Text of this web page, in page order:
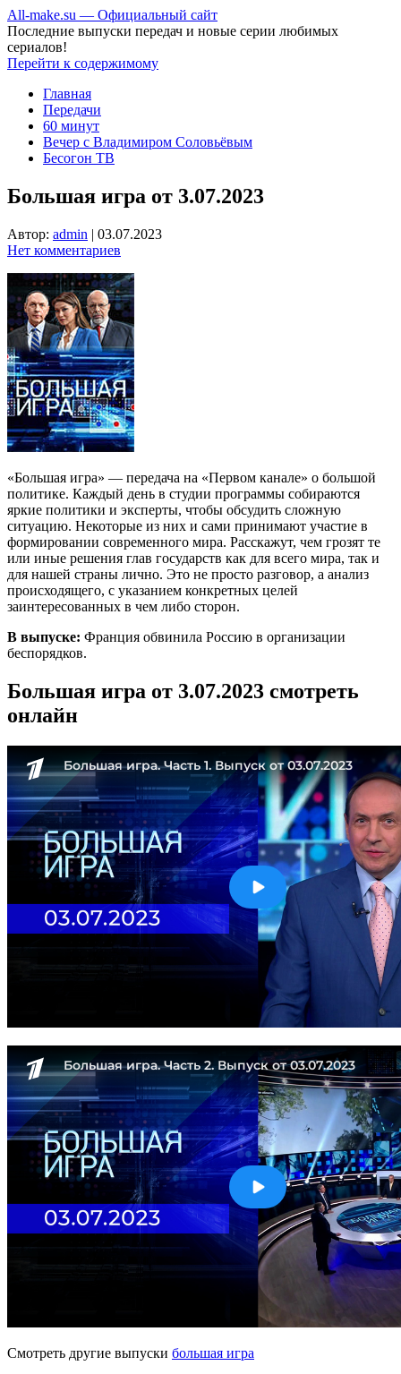
All-make.su — Официальный сайт
Последние выпуски передач и новые серии любимых
сериалов!
Перейти к содержимому
Главная
Передачи
60 минут
Вечер с Владимиром Соловьёвым
Бесогон ТВ
Большая игра от 3.07.2023
Автор: admin | 03.07.2023
Нет комментариев
«Большая игра» — передача на «Первом канале» о большой
политике. Каждый день в студии программы собираются
яркие политики и эксперты, чтобы обсудить сложную
ситуацию. Некоторые из них и сами принимают участие в
формировании современного мира. Расскажут, чем грозят те
или иные решения глав государств как для всего мира, так и
для нашей страны лично. Это не просто разговор, а анализ
происходящего, с указанием конкретных целей
заинтересованных в чем либо сторон.
В выпуске: Франция обвинила Россию в организации
беспорядков.
Большая игра от 3.07.2023 смотреть
онлайн
Смотреть другие выпуски большая игра